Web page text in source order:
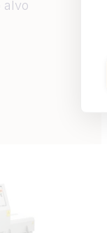
alvo